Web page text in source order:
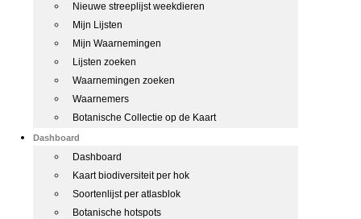
Nieuwe streeplijst weekdieren
Mijn Lijsten
Mijn Waarnemingen
Lijsten zoeken
Waarnemingen zoeken
Waarnemers
Botanische Collectie op de Kaart
Dashboard
Dashboard
Kaart biodiversiteit per hok
Soortenlijst per atlasblok
Botanische hotspots